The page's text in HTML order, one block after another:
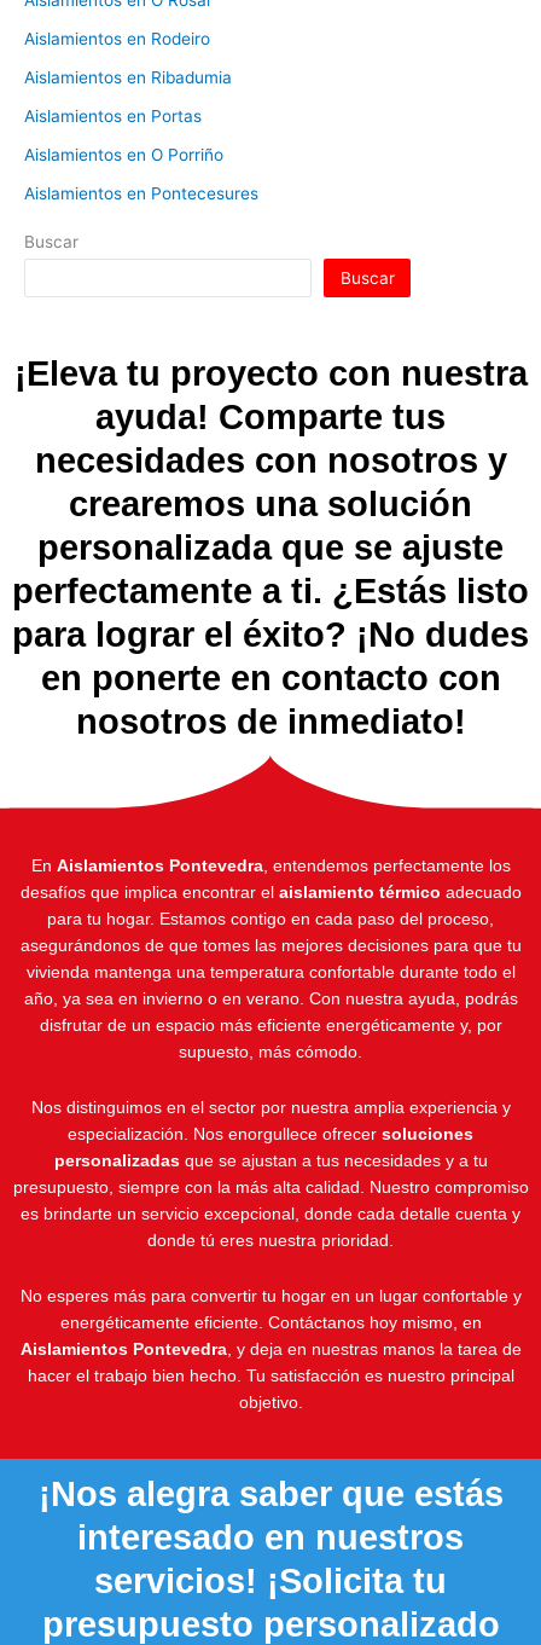
Aislamientos en Rodeiro
Aislamientos en Ribadumia
Aislamientos en Portas
Aislamientos en O Porriño
Aislamientos en Pontecesures
Buscar
Buscar
¡Eleva tu proyecto con nuestra
ayuda! Comparte tus
necesidades con nosotros y
crearemos una solución
personalizada que se ajuste
perfectamente a ti. ¿Estás listo
para lograr el éxito? ¡No dudes
en ponerte en contacto con
nosotros de inmediato!
En Aislamientos Pontevedra, entendemos perfectamente los
desafíos que implica encontrar el aislamiento térmico adecuado
para tu hogar. Estamos contigo en cada paso del proceso,
asegurándonos de que tomes las mejores decisiones para que tu
vivienda mantenga una temperatura confortable durante todo el
año, ya sea en invierno o en verano. Con nuestra ayuda, podrás
disfrutar de un espacio más eficiente energéticamente y, por
supuesto, más cómodo.
Nos distinguimos en el sector por nuestra amplia experiencia y
especialización. Nos enorgullece ofrecer soluciones
personalizadasque se ajustan a tus necesidades y a tu
presupuesto, siempre con la más alta calidad. Nuestro compromiso
es brindarte un servicio excepcional, donde cada detalle cuenta y
donde tú eres nuestra prioridad.
No esperes más para convertir tu hogar en un lugar confortable y
energéticamente eficiente. Contáctanos hoy mismo, en
Aislamientos Pontevedra, y deja en nuestras manos la tarea de
hacer el trabajo bien hecho. Tu satisfacción es nuestro principal
objetivo.
¡Nos alegra saber que estás
interesado en nuestros
servicios! ¡Solicita tu
presupuesto personalizado